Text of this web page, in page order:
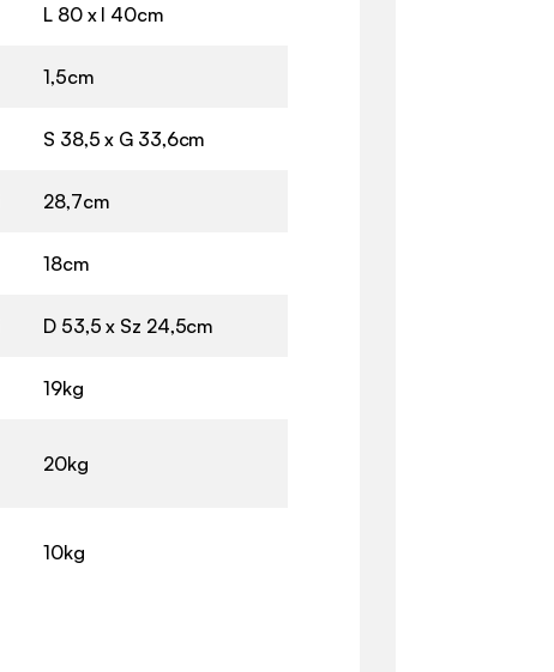
L 80 x l 40cm
1,5cm
S 38,5 x G 33,6cm
28,7cm
18cm
D 53,5 x Sz 24,5cm
19kg
20kg
10kg